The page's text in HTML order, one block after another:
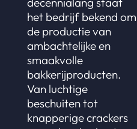
het bedrijf bekend om
de productie van
ambachtelijke en
smaakvolle
bakkerijproducten.
Van luchtige
beschuiten tot
knapperige crackers